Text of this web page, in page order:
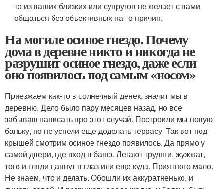
то из ваших близких или супругов не желает с вами
общаться без объективных на то причин.
На могиле осиное гнездо. Почему
дома в деревне никто и никогда не
разрушит осиное гнездо, даже если
оно появилось под самым «носом»
Приезжаем как-то в солнечный денек, значит мы в
деревню. Дело было пару месяцев назад, но все
забываю написать про этот случай. Построили мы новую
баньку, но не успели еще доделать террасу. Так вот под
крышей смотрим осиное гнездо появилось. Да прямо у
самой двери, где вход в баню. Летают трудяги, жужжат,
того и гляди цапнут в глаз или еще куда. Приятного мало.
Не знаем, что и делать. Обошли их аккуратненько, и